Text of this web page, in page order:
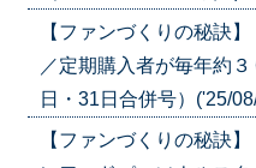
【ファンづくりの秘訣
／定期購入者が毎年約
日・31日合併号）('25/
【ファンづくりの秘